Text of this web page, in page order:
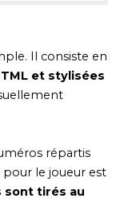
Il consiste en
et stylisées
répartis
pour le joueur est
sont tirés au